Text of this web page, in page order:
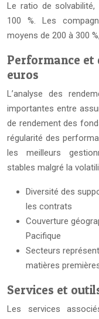
Le ratio de solvabilité,
100 %. Les
moyens de 200 à 300
Performance et
euros
L’analyse des
importantes entre
de rendement des
régularité des
les meilleurs
stables malgré la
Diversité des
les contrats
Couverture
Pacifique
Secteurs
matières
Services et
Les services